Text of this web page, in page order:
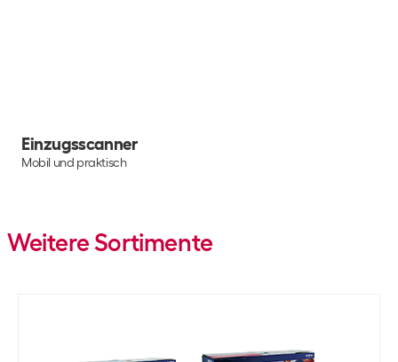
Einzugsscanner
Mobil und praktisch
Weitere Sortimente